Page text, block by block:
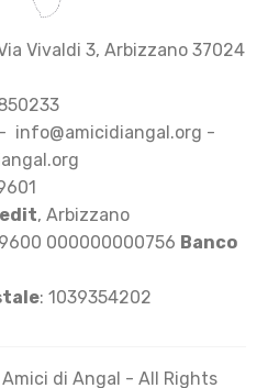
Vivaldi 3, Arbizzano 37024
info@amicidiangal.org -
, Arbizzano
000000000756 Banco
: 1039354202
di Angal - All Rights